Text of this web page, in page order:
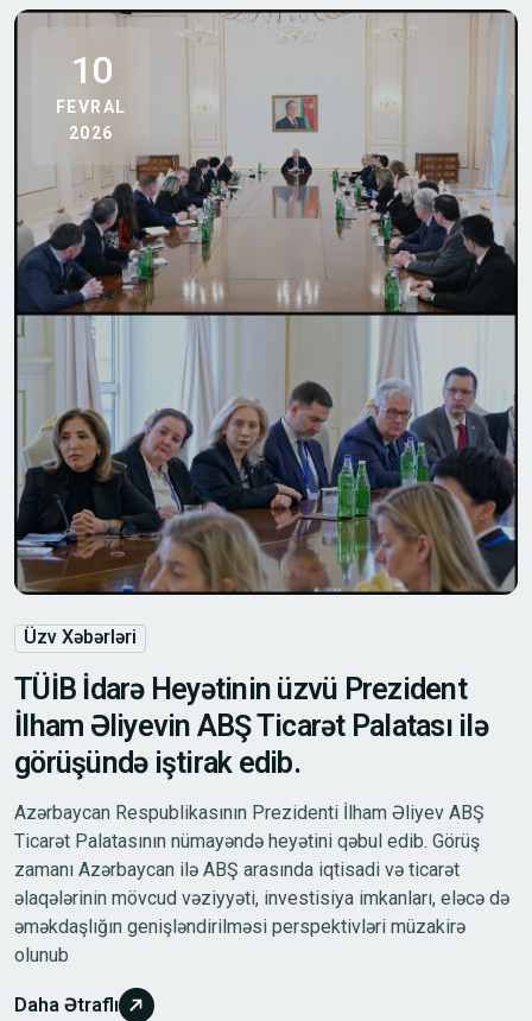
10
FEVRAL
2026
Üzv Xəbərləri
TÜİB İdarə Heyətinin üzvü Prezident
İlham Əliyevin ABŞ Ticarət Palatası ilə
görüşündə iştirak edib.
Azərbaycan Respublikasının Prezidenti İlham Əliyev ABŞ
Ticarət Palatasının nümayəndə heyətini qəbul edib. Görüş
zamanı Azərbaycan ilə ABŞ arasında iqtisadi və ticarət
əlaqələrinin mövcud vəziyyəti, investisiya imkanları, eləcə də
əməkdaşlığın genişləndirilməsi perspektivləri müzakirə
olunub
Daha Ətraflı